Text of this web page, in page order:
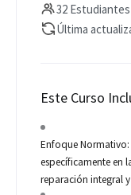
32 Estudiantes
Última
Este Curso
Enfoque
específicamente en
reparación integral